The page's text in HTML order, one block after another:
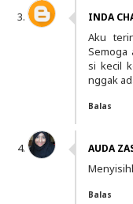
INDA
Aku
Semoga
si kecil
nggak
Balas
AUDA
Balas